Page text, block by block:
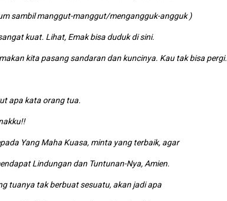
sambil manggut-manggut/mengangguk-angguk )
kuat. Lihat, Emak bisa duduk di sini.
kita pasang sandaran dan kuncinya. Kau tak bisa pergi.
kata orang tua.
Yang Maha Kuasa, minta yang terbaik, agar
dan Tuntunan-Nya, Amien.
tak berbuat sesuatu, akan jadi apa